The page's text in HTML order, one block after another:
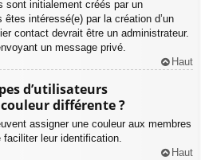
sont initialement créés par un
intéressé(e) par la création d’un
contact devrait être un administrateur.
un message privé.
Haut
d’utilisateurs
différente ?
assigner une couleur aux membres
faciliter leur identification.
Haut